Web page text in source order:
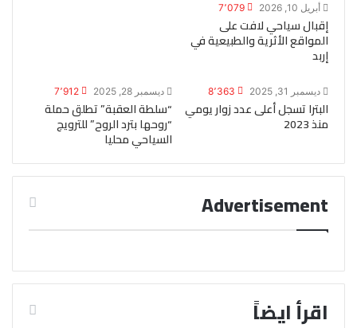
أبريل 10, 2026 7٬079
إقبال سياحي لافت على
المواقع الأثرية والطبيعية في
إربد
ديسمبر 31, 2025 8٬363
البترا تسجل أعلى عدد زوار يومي
منذ 2023
ديسمبر 28, 2025 7٬912
“سلطة العقبة” تطلق حملة
“روحها بترد الروح” للترويج
السياحي محليا
Advertisement
اقرأ ايضاً